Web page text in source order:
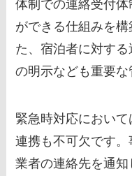
体制での連絡受付
ができる仕組みを
た、宿泊者に対す
の明示なども重要な
緊急時対応におい
連携も不可欠です
業者の連絡先を通